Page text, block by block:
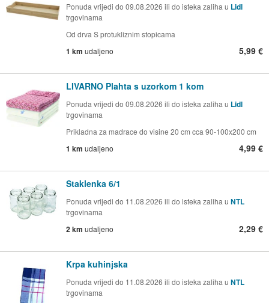
Ponuda vrijedi do 09.08.2026 ili do isteka zaliha u Lidl
trgovinama
Od drva S protukliznim stopicama
1 km udaljeno 5,99 €
LIVARNO Plahta s uzorkom 1 kom
Ponuda vrijedi do 09.08.2026 ili do isteka zaliha u Lidl
trgovinama
Prikladna za madrace do visine 20 cm cca 90-100x200 cm
1 km udaljeno 4,99 €
Staklenka 6/1
Ponuda vrijedi do 11.08.2026 ili do isteka zaliha u NTL
trgovinama
2 km udaljeno 2,29 €
Krpa kuhinjska
Ponuda vrijedi do 11.08.2026 ili do isteka zaliha u NTL
trgovinama